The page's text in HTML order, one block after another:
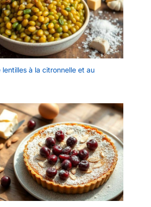
bonne résistance à la
corrosion DIMENSIONS
ET PRISE EN MAIN :
Longueur de 15,3 cm et
épaisseur de 2,5 mm
pour une prise en main
stable et confortable,
passent au lave-vaisselle
et conservent leur
brillance après de
nombreux lavages, pour
un entretien rapide au
quotidien
à la citronnelle et au